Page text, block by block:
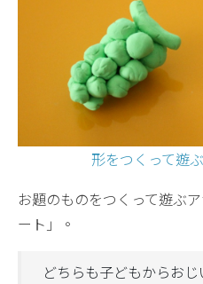
形をつくって遊
お題のものをつくって遊ぶ
ート」。
どちらも子どもからお